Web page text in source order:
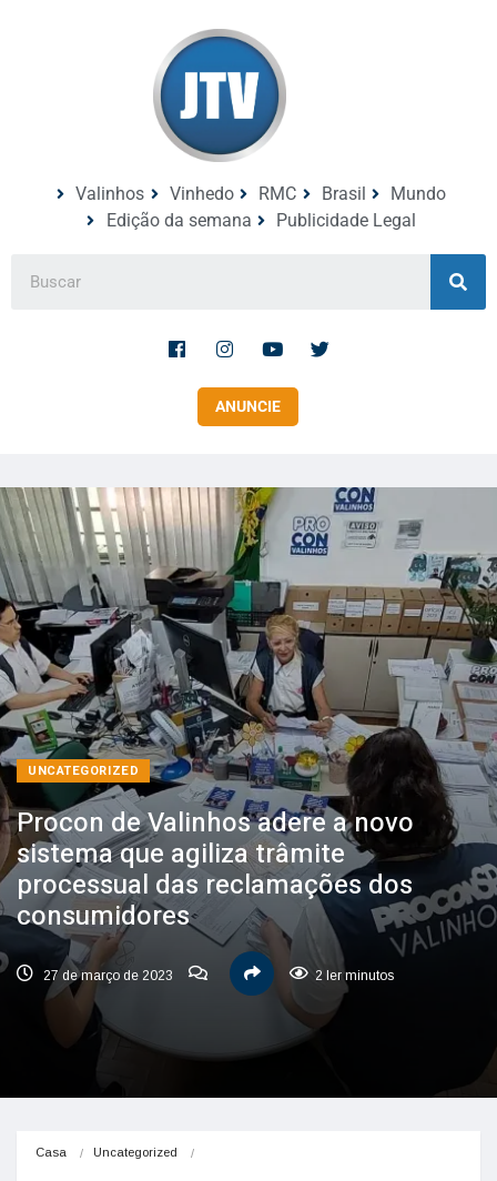
Valinhos Vinhedo RMC Brasil
Mundo
Edição da semana
Publicidade Legal
ANUNCIE
UNCATEGORIZED
Procon de Valinhos adere a novo
sistema que agiliza trâmite
processual das reclamações dos
consumidores
27 de março de 2023 2 ler minutos
Casa Uncategorized